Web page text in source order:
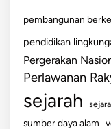
pembangunan
pendidikan
Pergerakan
Perlawanan
sejarah
sumber daya alam